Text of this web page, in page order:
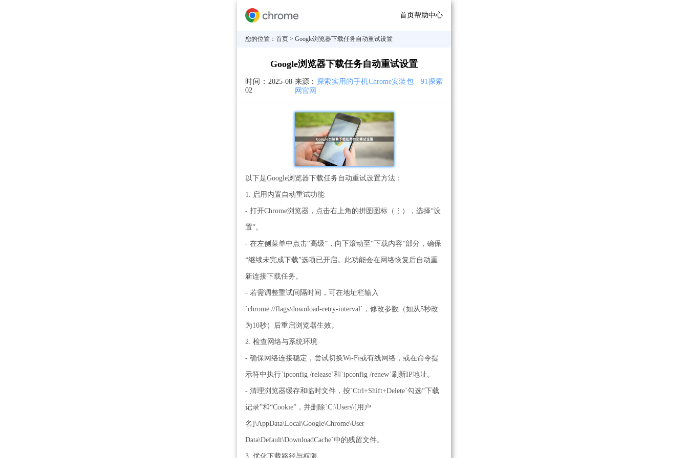
首页帮助中心
您的位置： 首页 > Google浏览器下载任务自动重试设置
Google浏览器下载任务自动重试设置
时间： 2025-08-
02
来源： 探索实用的手机Chrome安装包 - 91探索
网官网
以下是Google浏览器下载任务自动重试设置方法：
1. 启用内置自动重试功能
- 打开Chrome浏览器，点击右上角的拼图图标（⋮），选择“设
置”。
- 在左侧菜单中点击“高级”，向下滚动至“下载内容”部分，确保
“继续未完成下载”选项已开启。此功能会在网络恢复后自动重
新连接下载任务。
- 若需调整重试间隔时间，可在地址栏输入
`chrome://flags/download-retry-interval`，修改参数（如从5秒改
为10秒）后重启浏览器生效。
2. 检查网络与系统环境
- 确保网络连接稳定，尝试切换Wi-Fi或有线网络，或在命令提
示符中执行`ipconfig /release`和`ipconfig /renew`刷新IP地址。
- 清理浏览器缓存和临时文件，按`Ctrl+Shift+Delete`勾选“下载
记录”和“Cookie”，并删除`C:\Users\[用户
名]\AppData\Local\Google\Chrome\User
Data\Default\DownloadCache`中的残留文件。
3. 优化下载路径与权限